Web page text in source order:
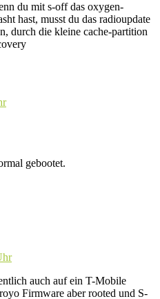
du mit s-off das oxygen-
hast, musst du das radioupdate
durch die kleine cache-partition
gebootet.
auch auf ein T-Mobile
Firmware aber rooted und S-